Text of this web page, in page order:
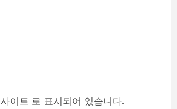
이트 로 표시되어 있습니다.